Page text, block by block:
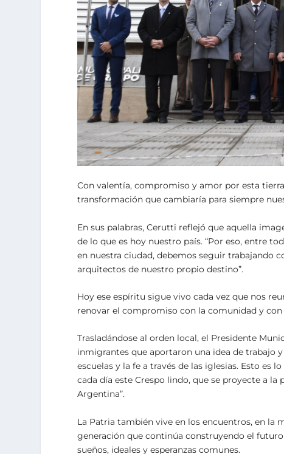
Con valentía, compromiso y amor por esta
transformación que cambiaría para siempre
En sus palabras, Cerutti reflejó que aquella
de lo que es hoy nuestro país. “Por eso, entre
en nuestra ciudad, debemos seguir trabajando
arquitectos de nuestro propio destino”.
Hoy ese espíritu sigue vivo cada vez que nos
renovar el compromiso con la comunidad y con
Trasladándose al orden local, el Presidente
inmigrantes que aportaron una idea de trabajo
escuelas y la fe a través de las iglesias. Esto es
cada día este Crespo lindo, que se proyecte a
Argentina”.
La Patria también vive en los encuentros, en la
generación que continúa construyendo el
sueños, ideales y esperanzas comunes.